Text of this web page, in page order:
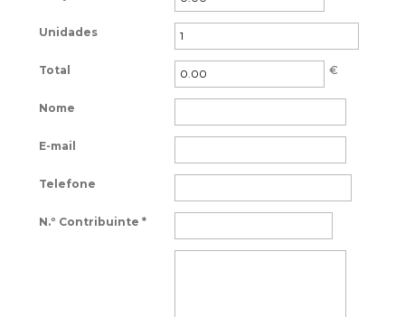
Unidades
Total €
Nome
E-mail
Telefone
N.º Contribuinte*